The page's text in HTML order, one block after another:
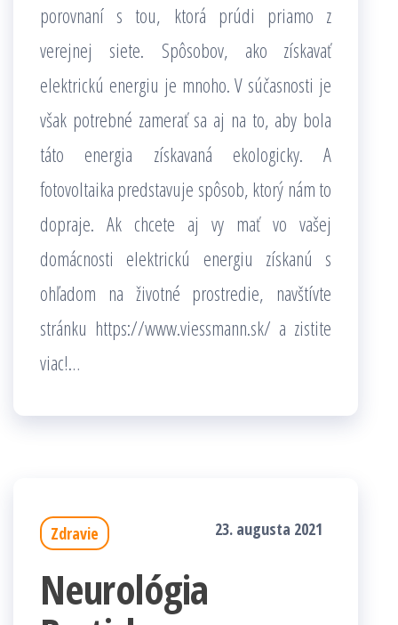
porovnaní s tou, ktorá prúdi priamo z
verejnej siete. Spôsobov, ako získavať
elektrickú energiu je mnoho. V súčasnosti je
však potrebné zamerať sa aj na to, aby bola
táto energia získavaná ekologicky. A
fotovoltaika predstavuje spôsob, ktorý nám to
dopraje. Ak chcete aj vy mať vo vašej
domácnosti elektrickú energiu získanú s
ohľadom na životné prostredie, navštívte
stránku https://www.viessmann.sk/ a zistite
viac!…
Zdravie 23. augusta 2021
Neurológia